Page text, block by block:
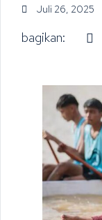
Juli 26, 2025
bagikan: